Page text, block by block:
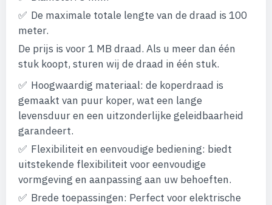
De maximale totale lengte van de draad is 100
meter.
De prijs is voor 1 MB draad. Als u meer dan één
stuk koopt, sturen wij de draad in één stuk.
Hoogwaardig materiaal: de koperdraad is
gemaakt van puur koper, wat een lange
levensduur en een uitzonderlijke geleidbaarheid
garandeert.
Flexibiliteit en eenvoudige bediening: biedt
uitstekende flexibiliteit voor eenvoudige
vormgeving en aanpassing aan uw behoeften.
Brede toepassingen: Perfect voor elektrische